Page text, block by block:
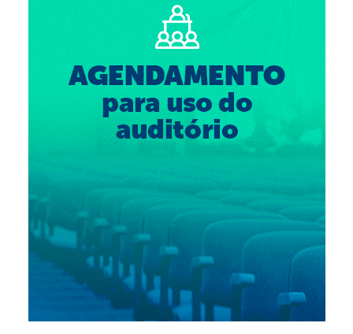
Procedimento para registro
Clube de Vantagens
Valores dos serviços
Reserva de auditório
Notícias
Ouvidoria
Contatos
Fale Conosco
NEP